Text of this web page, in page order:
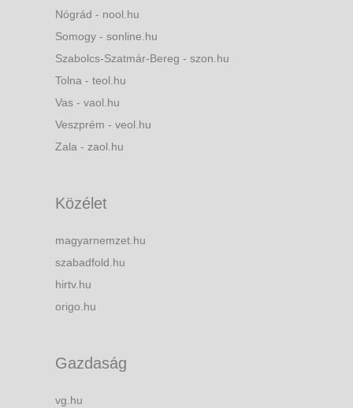
Nógrád - nool.hu
Somogy - sonline.hu
Szabolcs-Szatmár-Bereg - szon.hu
Tolna - teol.hu
Vas - vaol.hu
Veszprém - veol.hu
Zala - zaol.hu
Közélet
magyarnemzet.hu
szabadfold.hu
hirtv.hu
origo.hu
Gazdaság
vg.hu